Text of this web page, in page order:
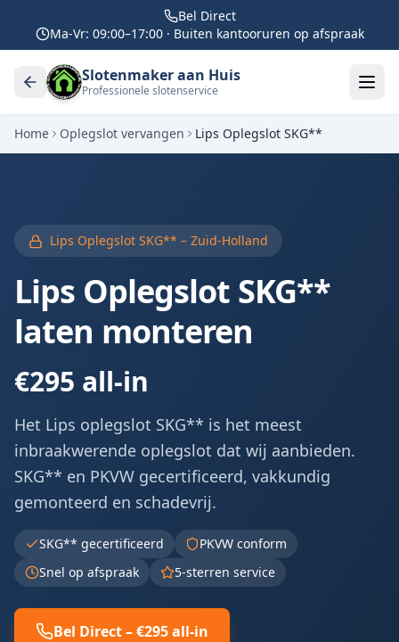
Bel Direct
Ma-Vr: 09:00–17:00 · Buiten kantooruren op afspraak
Slotenmaker aan Huis
Professionele slotenservice
Home Oplegslot vervangen Lips Oplegslot SKG**
Lips Oplegslot SKG** – Zuid-Holland
Lips Oplegslot SKG**
laten monteren
€295 all-in
Het Lips oplegslot SKG** is het meest
inbraakwerende oplegslot dat wij aanbieden.
SKG** en PKVW gecertificeerd, vakkundig
gemonteerd en schadevrij.
SKG** gecertificeerd
PKVW conform
Snel op afspraak
5-sterren service
Bel Direct – €295 all-in